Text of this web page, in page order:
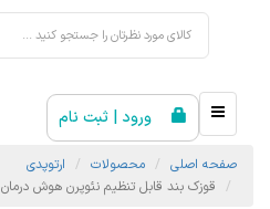
ورود | ثبت نام
صفحه اصلی محصولات
ارتوپدی
قوزک بند قابل تنظیم نئوپرن هوش درمان